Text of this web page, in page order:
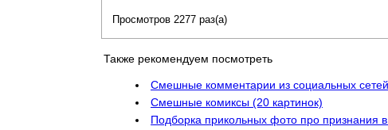
Просмотров 2277 раз(а)
Также рекомендуем посмотреть
Смешные комментарии из социальных
Смешные комиксы (20 картинок)
Подборка прикольных фото про признания